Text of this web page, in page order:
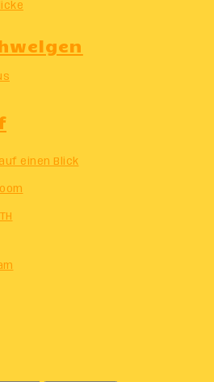
einen Blick